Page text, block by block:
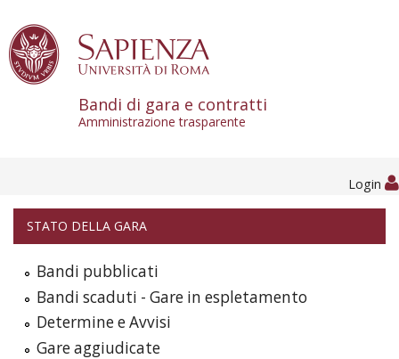
Bandi di gara e contratti
Amministrazione trasparente
Login
STATO DELLA GARA
Bandi pubblicati
Bandi scaduti - Gare in espletamento
Determine e Avvisi
Gare aggiudicate